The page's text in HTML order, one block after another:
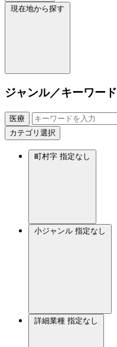
現在地から探す
ジャンル／キーワード
医療
カテゴリ選択
町村字 指定なし
小ジャンル 指定なし
詳細業種 指定なし